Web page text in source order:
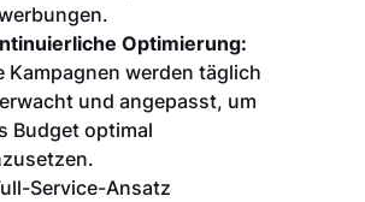
Optimierung:
Kampagnen werden täglich
und angepasst, um
Budget optimal
Service-Ansatz